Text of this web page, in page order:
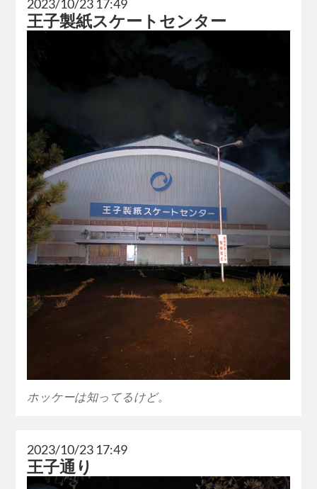
2023/10/23 17:49
王子製紙スケートセンター
ホッケーは知ってるけど。
2023/10/23 17:49
王子通り